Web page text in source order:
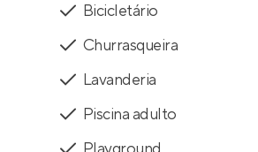
Bicicletário
Churrasqueira
Lavanderia
Piscina adulto